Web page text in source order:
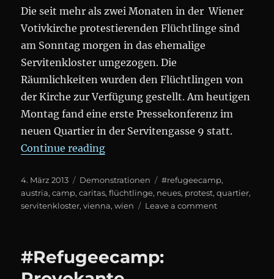
Die seit mehr als zwei Monaten in der Wiener
Votivkirche protestierenden Flüchtlinge sind
am Sonntag morgen in das ehemalige
Servitenkloster umgezogen. Die
Räumlichkeiten wurden den Flüchtlingen von
der Kirche zur Verfügung gestellt. Am heutigen
Montag fand eine erste Pressekonferenz im
neuen Quartier in der Servitengasse 9 statt.
Continue reading„#Refugeecamp: neues Quartier
Posted
on
4. März 2013 Categories
Demonstrationen Tags
#refugeecamp,
austria,camp,caritas,flüchtlinge, neues, protest,quartier,
servitenkloster,vienna,wien Leave a commenton
#Refugeecamp: